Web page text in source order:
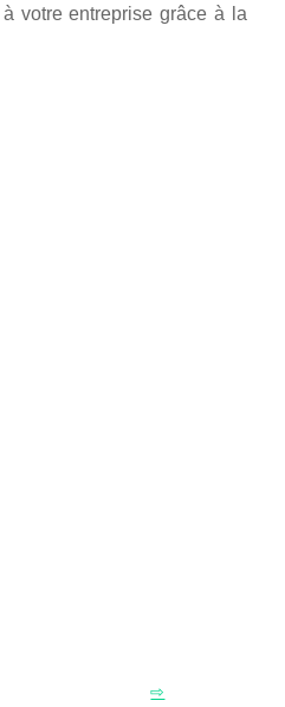
votre entreprise grâce à la